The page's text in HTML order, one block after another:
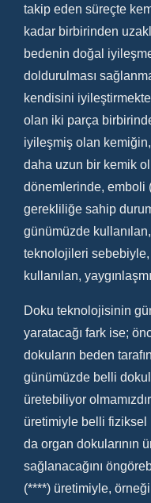
takip eden süreçte
kadar birbirinden
bedenin doğal
doldurulması
kendisini
olan iki parça
iyileşmiş olan
daha uzun bir kemik
dönemlerinde, emboli
gerekliliğe sahip
günümüzde
teknolojileri
kullanılan,
Doku teknolojisinin
yaratacağı fark ise;
dokuların beden
günümüzde belli
üretebiliyor
üretimiyle belli
da organ dokularının
sağlanacağını
(****) üretimiyle,